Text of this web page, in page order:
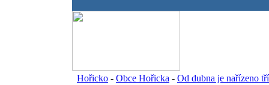
Hořicko - Obce Hořicka - Od dubna je nařízeno